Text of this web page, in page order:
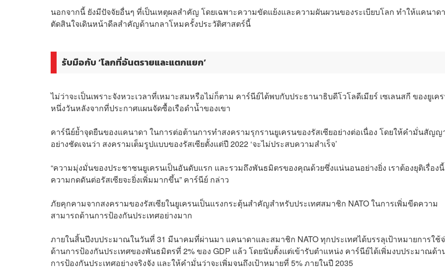
นอกจากนี้ ยังมีปัจจัยอื่นๆ ที่เป็นเหตุผลสำคัญ โดยเฉพาะความขัดแย้งและความผันผวนของระเบียบโลก ทำให้แคนาดา
ตัดสินใจเดินหน้าดีลสำคัญด้านกลาโหมครั้งประวัติศาสตร์นี้
รับมือกับ ‘โลกที่อันตรายและแตกแยก’
ไม่ว่าจะเป็นเพราะจังหวะเวลาที่เหมาะสมหรือไม่ก็ตาม คาร์นีย์ได้พบกับประธานาธิบดีโวโลดีเมียร์ เซเลนสกี ของยูเค
หนึ่งวันหลังจากที่ประกาศแผนจัดซื้อเรือดำน้ำของเขา
คาร์นีย์ย้ำจุดยืนของแคนาดา ในการต่อต้านการทำสงครามรุกรานยูเครนของรัสเซียอย่างต่อเนื่อง โดยให้คำมั่นสัญญ
อย่างชัดเจนว่า สงครามเต็มรูปแบบของรัสเซียตั้งแต่ปี 2022 ‘จะไม่ประสบความสำเร็จ’
“ความมุ่งมั่นของประชาชนยูเครนเป็นอันดับแรก และรวมถึงพันธมิตรของคุณด้วยซึ่งแน่นอนอย่างยิ่ง เราต้องยุติเรื่องนี้
ความกดดันต่อรัสเซียจะยิ่งเพิ่มมากขึ้น” คาร์นีย์ กล่าว
ภัยคุกคามจากสงครามของรัสเซียในยูเครนเป็นแรงกระตุ้นสำคัญสำหรับประเทศสมาชิก NATO ในการเพิ่มขีดความ
สามารถด้านการป้องกันประเทศอย่างมาก
ภายในสิ้นปีงบประมาณในวันที่ 31 มีนาคมที่ผ่านมา แคนาดาและสมาชิก NATO ทุกประเทศได้บรรลุเป้าหมายการใช้
ด้านการป้องกันประเทศของพันธมิตรที่ 2% ของ GDP แล้ว โดยนับตั้งแต่เข้ารับตำแหน่ง คาร์นีย์ได้เพิ่มงบประมาณด้า
การป้องกันประเทศอย่างจริงจัง และให้คำมั่นว่าจะเพิ่มจนถึงเป้าหมายที่ 5% ภายในปี 2035